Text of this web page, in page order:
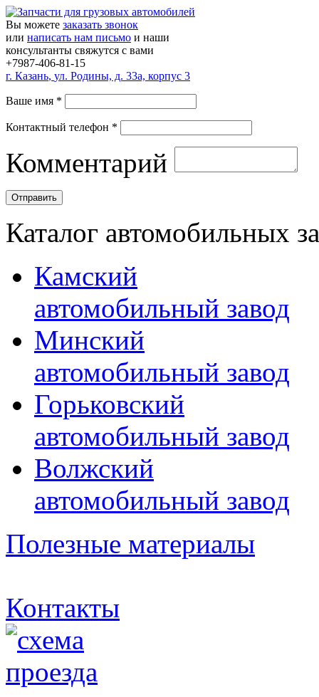
Вы можете заказать звонок
или написать нам письмо и наши
консультанты свяжутся с вами
+7987-406-81-15
г. Казань, ул. Родины, д. 33а, корпус 3
Ваше имя *
Контактный телефон *
Комментарий
Каталог автомобильных
Камский
автомобильный завод
Минский
автомобильный завод
Горьковский
автомобильный завод
Волжский
автомобильный завод
Полезные материалы
Контакты